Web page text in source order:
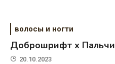
волосы и ногти
Доброшрифт х
20.10.2023